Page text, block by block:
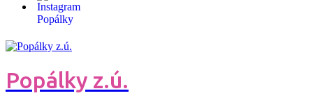
Popálky z.ú.